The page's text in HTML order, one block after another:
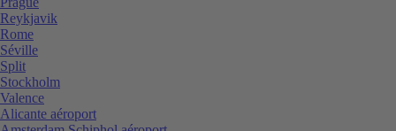
Reykjavik
Rome
Séville
Split
Stockholm
Valence
Alicante aéroport